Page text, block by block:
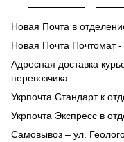
Новая Почта в
Новая Почта Почтомат
Адресная доставка
перевозчика
Укрпочта Стандарт к
Укрпочта Экспресс в
Самовывоз – ул.